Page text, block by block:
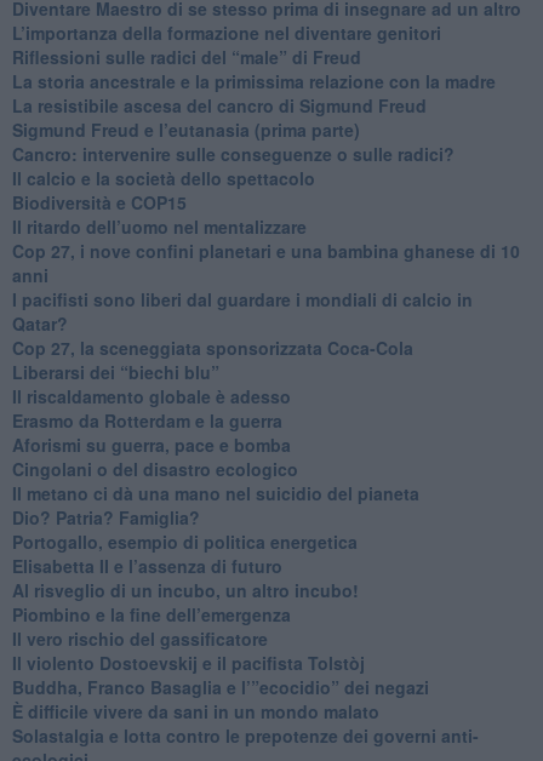
​Diventare Maestro di se stesso prima di insegnare ad un altro
L’importanza della formazione nel diventare genitori
Riflessioni sulle radici del “male” di Freud
​La storia ancestrale e la primissima relazione con la madre
​La resistibile ascesa del cancro di Sigmund Freud
Sigmund Freud e l’eutanasia (prima parte)
Cancro: intervenire sulle conseguenze o sulle radici?
​Il calcio e la società dello spettacolo
Biodiversità e COP15
​Il ritardo dell’uomo nel mentalizzare
​Cop 27, i nove confini planetari e una bambina ghanese di 10
anni
​I pacifisti sono liberi dal guardare i mondiali di calcio in
Qatar?
​Cop 27, la sceneggiata sponsorizzata Coca-Cola
​Liberarsi dei “biechi blu”
Il riscaldamento globale è adesso
​Erasmo da Rotterdam e la guerra
​Aforismi su guerra, pace e bomba
Cingolani o del disastro ecologico
​Il metano ci dà una mano nel suicidio del pianeta
​Dio? Patria? Famiglia?
Portogallo, esempio di politica energetica
​Elisabetta II e l’assenza di futuro
Al risveglio di un incubo, un altro incubo!
​Piombino e la fine dell’emergenza
​Il vero rischio del gassificatore
​Il violento Dostoevskij e il pacifista Tolstòj
​Buddha, Franco Basaglia e l’”ecocidio” dei negazi
​È difficile vivere da sani in un mondo malato
Solastalgia e lotta contro le prepotenze dei governi anti-